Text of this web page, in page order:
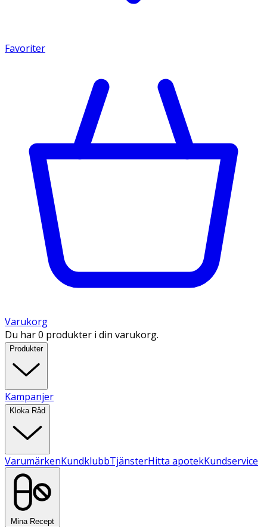
Favoriter
Varukorg
Du har 0 produkter i din varukorg.
Produkter
Kampanjer
Kloka Råd
VarumärkenKundklubbTjänsterHitta apotekKundservice
Mina Recept